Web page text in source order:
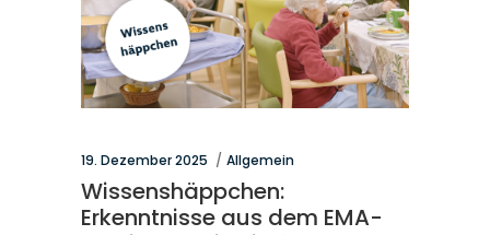
19. Dezember 2025 Allgemein
Wissenshäppchen:
Erkenntnisse aus dem EMA-